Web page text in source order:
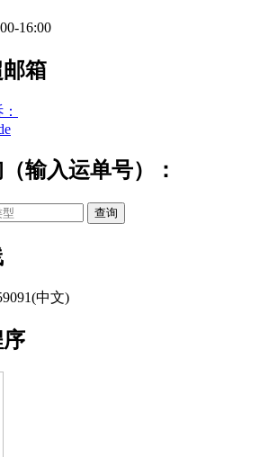
16:00
箱
输入运单号）：
中文)